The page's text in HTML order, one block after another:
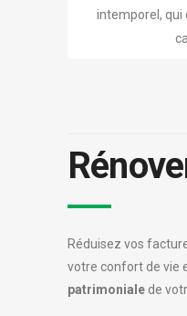
intemporel, qui
Réduisez vos
votre confort de vie
patrimoniale de